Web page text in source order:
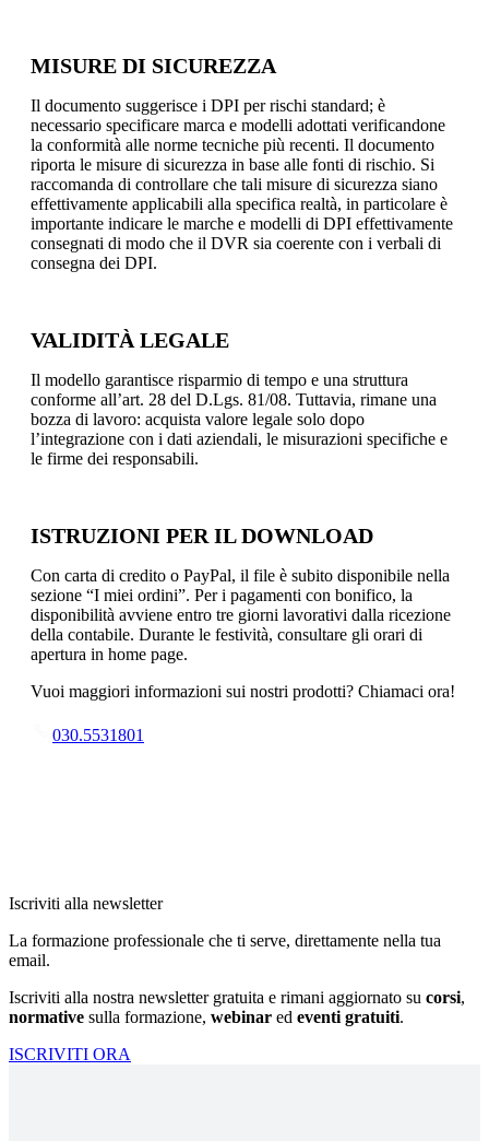
MISURE DI SICUREZZA
Il documento suggerisce i DPI per rischi standard; è
necessario specificare marca e modelli adottati verificandone
la conformità alle norme tecniche più recenti. Il documento
riporta le misure di sicurezza in base alle fonti di rischio. Si
raccomanda di controllare che tali misure di sicurezza siano
effettivamente applicabili alla specifica realtà, in particolare è
importante indicare le marche e modelli di DPI effettivamente
consegnati di modo che il DVR sia coerente con i verbali di
consegna dei DPI.
VALIDITÀ LEGALE
Il modello garantisce risparmio di tempo e una struttura
conforme all’art. 28 del D.Lgs. 81/08. Tuttavia, rimane una
bozza di lavoro: acquista valore legale solo dopo
l’integrazione con i dati aziendali, le misurazioni specifiche e
le firme dei responsabili.
ISTRUZIONI PER IL DOWNLOAD
Con carta di credito o PayPal, il file è subito disponibile nella
sezione “I miei ordini”. Per i pagamenti con bonifico, la
disponibilità avviene entro tre giorni lavorativi dalla ricezione
della contabile. Durante le festività, consultare gli orari di
apertura in home page.
Vuoi maggiori informazioni sui nostri prodotti? Chiamaci ora!
030.5531801
Iscriviti alla newsletter
La formazione professionale che ti serve, direttamente nella tua
email.
Iscriviti alla nostra newsletter gratuita e rimani aggiornato su corsi,
normative sulla formazione, webinar ed eventi gratuiti.
ISCRIVITI ORA